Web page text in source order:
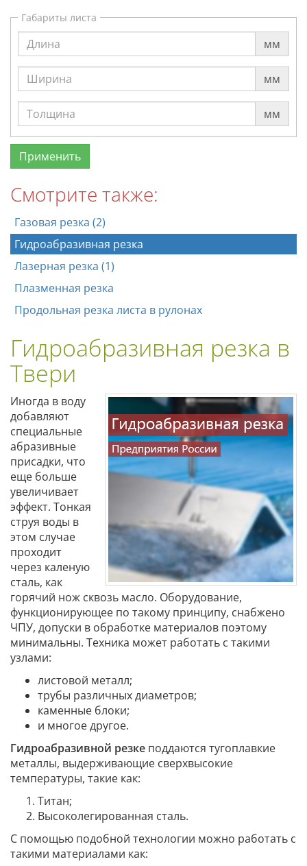
Габариты листа
мм
мм
мм
Смотрите также:
Газовая резка (2)
Гидроабразивная резка
Лазерная резка (1)
Плазменная резка
Продольная резка листа в рулонах
Гидроабразивная резка в
Твери
Иногда в воду
добавляют
специальные
абразивные
присадки, что
еще больше
увеличивает
эффект. Тонкая
струя воды в
этом случае
проходит
через каленую
сталь, как
горячий нож сквозь масло. Оборудование,
функционирующее по такому принципу, снабжено
ЧПУ, допуски в обработке материалов поэтому
минимальны. Техника может работать с такими
узлами:
листовой металл;
трубы различных диаметров;
каменные блоки;
и многое другое.
Гидроабразивной резке поддаются тугоплавкие
металлы, выдерживающие сверхвысокие
температуры, такие как:
Титан;
Высоколегированная сталь.
С помощью подобной технологии можно работать с
такими материалами как: